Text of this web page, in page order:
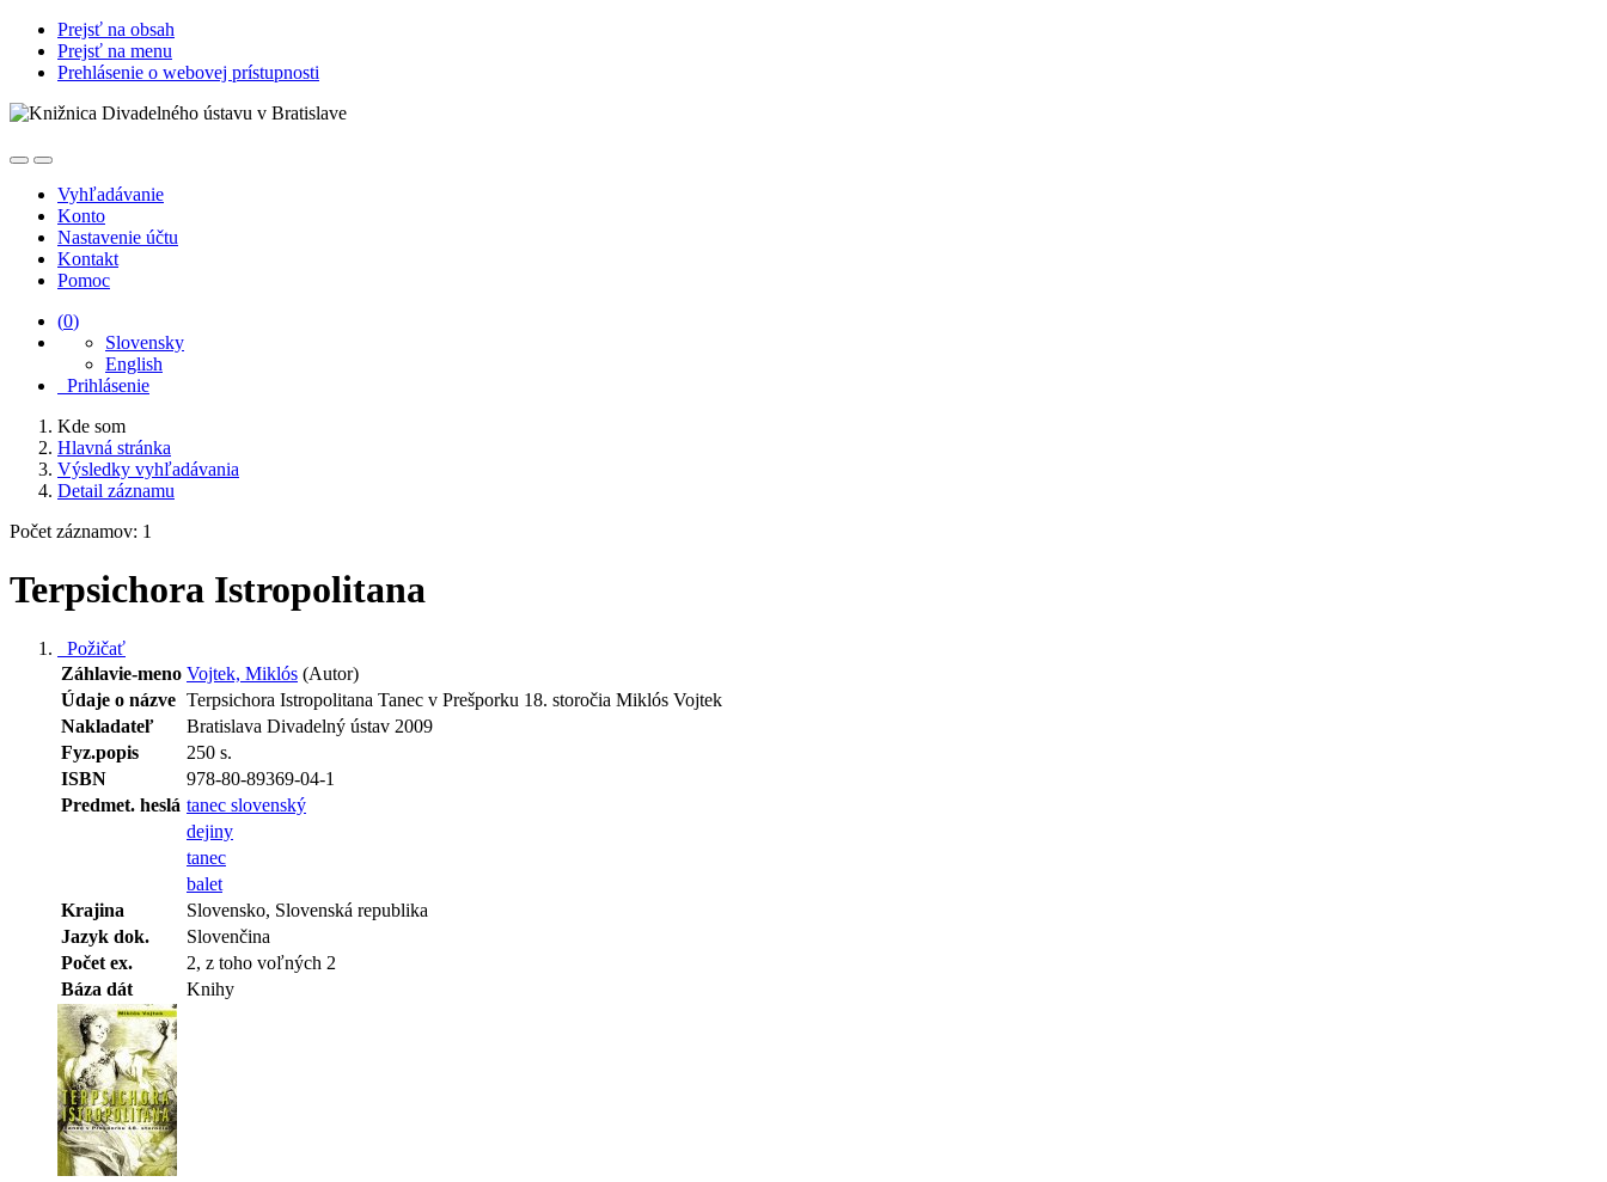
Prejsť na obsah
Prejsť na menu
Prehlásenie o webovej prístupnosti
Vyhľadávanie
Konto
Nastavenie účtu
Kontakt
Pomoc
(0)
Slovensky
English
Prihlásenie
Kde som
Hlavná stránka
Výsledky vyhľadávania
Detail záznamu
Počet záznamov: 1
Terpsichora Istropolitana
Požičať
Záhlavie-meno Vojtek, Miklós (Autor)
Údaje o názve Terpsichora Istropolitana Tanec v Prešporku 18. storočia Miklós Vojtek
Nakladateľ
Bratislava Divadelný ústav 2009
Fyz.popis
250 s.
ISBN
978-80-89369-04-1
Predmet. heslá tanec slovenský
dejiny
tanec
balet
Krajina
Slovensko, Slovenská republika
Jazyk dok.
Slovenčina
Počet ex.
2, z toho voľných 2
Báza dát
Knihy